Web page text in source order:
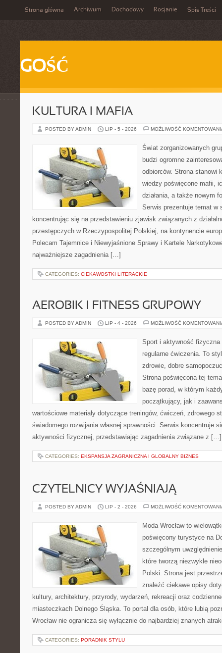
Strona główna Archiwum Dochodowy Rosjanie Spis Treści
GOŚĆ
KULTURA I MAFIA
POSTED BY ADMIN LIP - 5 - 2026 MOŻLIWOŚĆ
Świat zorganizowanych
budzi ogromne
odbiorców. Strona stanowi
wiedzy poświęcone mafii,
działania, a także nowym
Serwis prezentuje temat w
koncentrując się na przedstawieniu zjawisk związanych z
przestępczych w Rzeczypospolitej Polskiej, na kontynencie
Polecam Tajemnice i Niewyjaśnione Sprawy i Kartele
najważniejsze zagadnienia […]
CATEGORIES: CIEKAWOSTKI LITERACKIE
AEROBIK I FITNESS GRUPOWY
POSTED BY ADMIN LIP - 4 - 2026 MOŻLIWOŚĆ
Sport i aktywność
regularne ćwiczenia. To
zdrowie, dobre
Strona poświęcona tej
bazę porad, w którym
początkujący, jak i
wartościowe materiały dotyczące treningów, ćwiczeń, zdrowego
świadomego rozwijania własnej sprawności. Serwis koncentruje
aktywności fizycznej, przedstawiając zagadnienia związane z […]
CATEGORIES: EKSPANSJA ZAGRANICZNA I GLOBALNY BIZNES
CZYTELNICY WYJAŚNIAJĄ
POSTED BY ADMIN LIP - 2 - 2026 MOŻLIWOŚĆ
Moda Wrocław to
poświęcony turystyce na
szczególnym
które tworzą niezwykle
Polski. Strona jest
znaleźć ciekawe opisy
kultury, architektury, przyrody, wydarzeń, rekreacji oraz
miasteczkach Dolnego Śląska. To portal dla osób, które lubią
Wrocław nie ogranicza się wyłącznie do najbardziej znanych
CATEGORIES: PORADNIK STYLU